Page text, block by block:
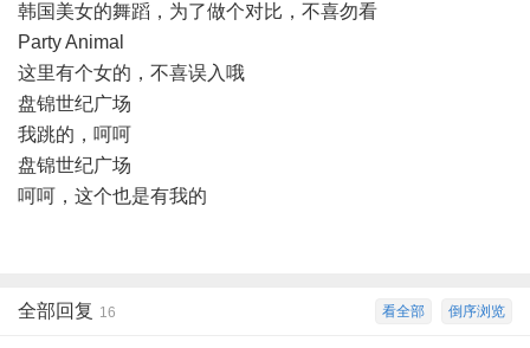
韩国美女的舞蹈，为了做个对比，不喜勿看
Party Animal
这里有个女的，不喜误入哦
盘锦世纪广场
我跳的，呵呵
盘锦世纪广场
呵呵，这个也是有我的
倒序浏览
看全部
全部回复 16